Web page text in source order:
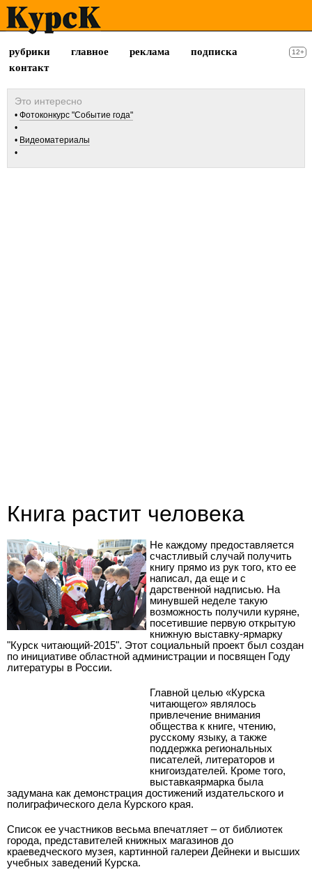
рубрики главное реклама
подписка
контакт
12+
Фотоконкурс "Событие года"
Видеоматериалы
Книга растит человека
Не каждому предоставляется
счастливый случай получить
книгу прямо из рук того, кто ее
написал, да еще и с
дарственной надписью. На
минувшей неделе такую
возможность получили куряне,
посетившие первую открытую
книжную выставку-ярмарку
"Курск читающий-2015". Этот социальный проект был создан
по инициативе областной администрации и посвящен Году
литературы в России.
Главной целью «Курска
читающего» являлось
привлечение внимания
общества к книге, чтению,
русскому языку, а также
поддержка региональных
писателей, литераторов и
книгоиздателей. Кроме того,
выставка­ярмарка была
задумана как демонстрация достижений издательского и
полиграфического дела Курского края.
Список ее участников весьма впечатляет – от библиотек
города, представителей книжных магазинов до
краеведческого музея, картинной галереи Дейнеки и высших
учебных заведений Курска.